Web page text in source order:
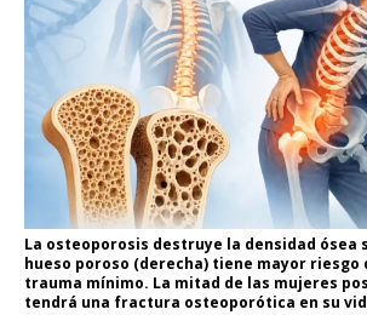
La osteoporosis destruye la densidad ósea
hueso poroso (derecha) tiene mayor
trauma mínimo. La mitad de las mujeres
tendrá una fractura osteoporótica en su